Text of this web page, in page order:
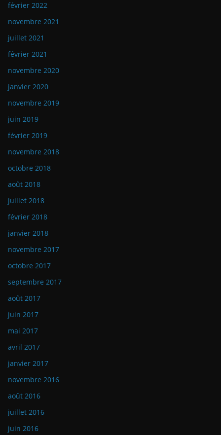
février 2022
novembre 2021
juillet 2021
février 2021
novembre 2020
janvier 2020
novembre 2019
juin 2019
février 2019
novembre 2018
octobre 2018
août 2018
juillet 2018
février 2018
janvier 2018
novembre 2017
octobre 2017
septembre 2017
août 2017
juin 2017
mai 2017
avril 2017
janvier 2017
novembre 2016
août 2016
juillet 2016
juin 2016